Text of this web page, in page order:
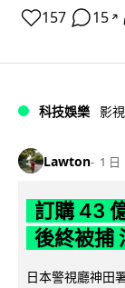
157 15 ↗
科技娛樂 影
Lawton 1 日
訂購 43
後終被捕
日本警視廳神田